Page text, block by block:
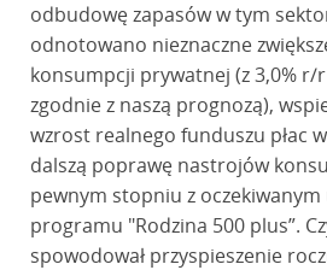
odbudowę zapasów w tym
odnotowano nieznaczne
konsumpcji prywatnej (z 3,0% r/r
zgodnie z naszą prognozą),
wzrost realnego funduszu płac
dalszą poprawę nastrojów
pewnym stopniu z
programu "Rodzina 500 plus”.
spowodował przyspieszenie